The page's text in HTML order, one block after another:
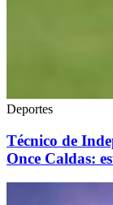
Deportes
Técnico de
Once Caldas: